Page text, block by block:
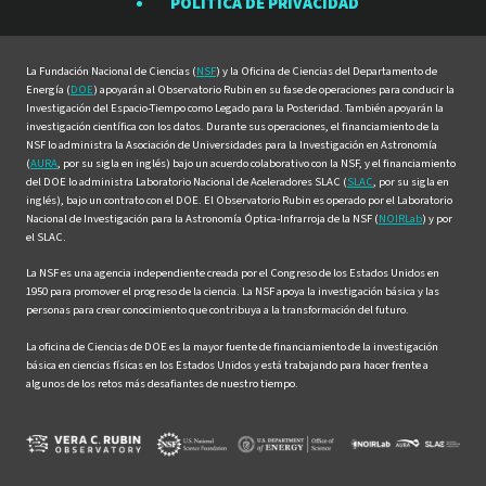
La Fundación Nacional de Ciencias (NSF) y la Oficina de Ciencias del Departamento de
Energía (DOE) apoyarán al Observatorio Rubin en su fase de operaciones para conducir la
Investigación del Espacio-Tiempo como Legado para la Posteridad. También apoyarán la
investigación científica con los datos. Durante sus operaciones, el financiamiento de la
NSF lo administra la Asociación de Universidades para la Investigación en Astronomía
(AURA, por su sigla en inglés) bajo un acuerdo colaborativo con la NSF, y el financiamiento
del DOE lo administra Laboratorio Nacional de Aceleradores SLAC (SLAC, por su sigla en
inglés), bajo un contrato con el DOE. El Observatorio Rubin es operado por el Laboratorio
Nacional de Investigación para la Astronomía Óptica-Infrarroja de la NSF (NOIRLab) y por
el SLAC.
La NSF es una agencia independiente creada por el Congreso de los Estados Unidos en
1950 para promover el progreso de la ciencia. La NSF apoya la investigación básica y las
personas para crear conocimiento que contribuya a la transformación del futuro.
La oficina de Ciencias de DOE es la mayor fuente de financiamiento de la investigación
básica en ciencias físicas en los Estados Unidos y está trabajando para hacer frente a
algunos de los retos más desafiantes de nuestro tiempo.